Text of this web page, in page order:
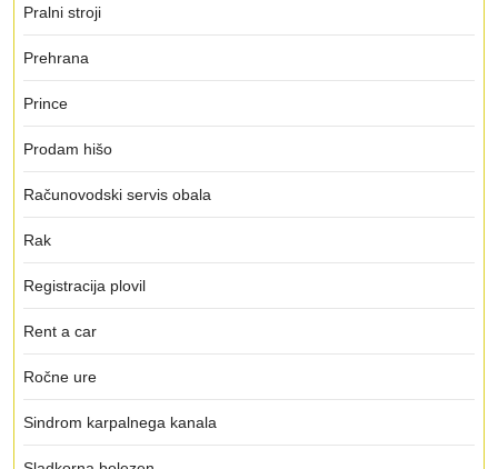
Pralni stroji
Prehrana
Prince
Prodam hišo
Računovodski servis obala
Rak
Registracija plovil
Rent a car
Ročne ure
Sindrom karpalnega kanala